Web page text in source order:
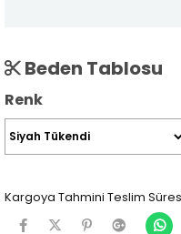
Beden Tablosu
Renk
Kargoya Tahmini Teslim